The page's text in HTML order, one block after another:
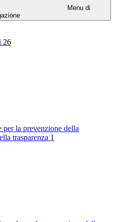
Menu di
26
per la prevenzione della
trasparenza 1